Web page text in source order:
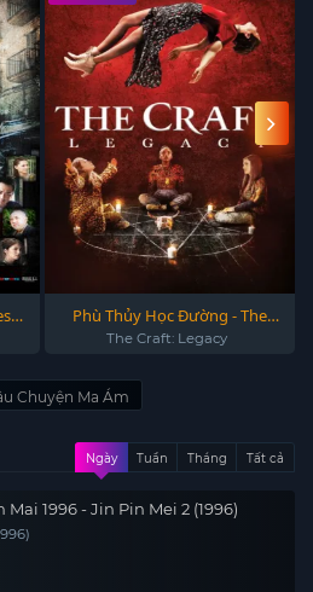
Phù Thủy Học Đường - The
Craft: Legacy 2020
The Craft: Legacy
Chuyện Ma Ám
Ngày Tuần Tháng Tất cả
1996 - Jin Pin Mei 2 (1996)